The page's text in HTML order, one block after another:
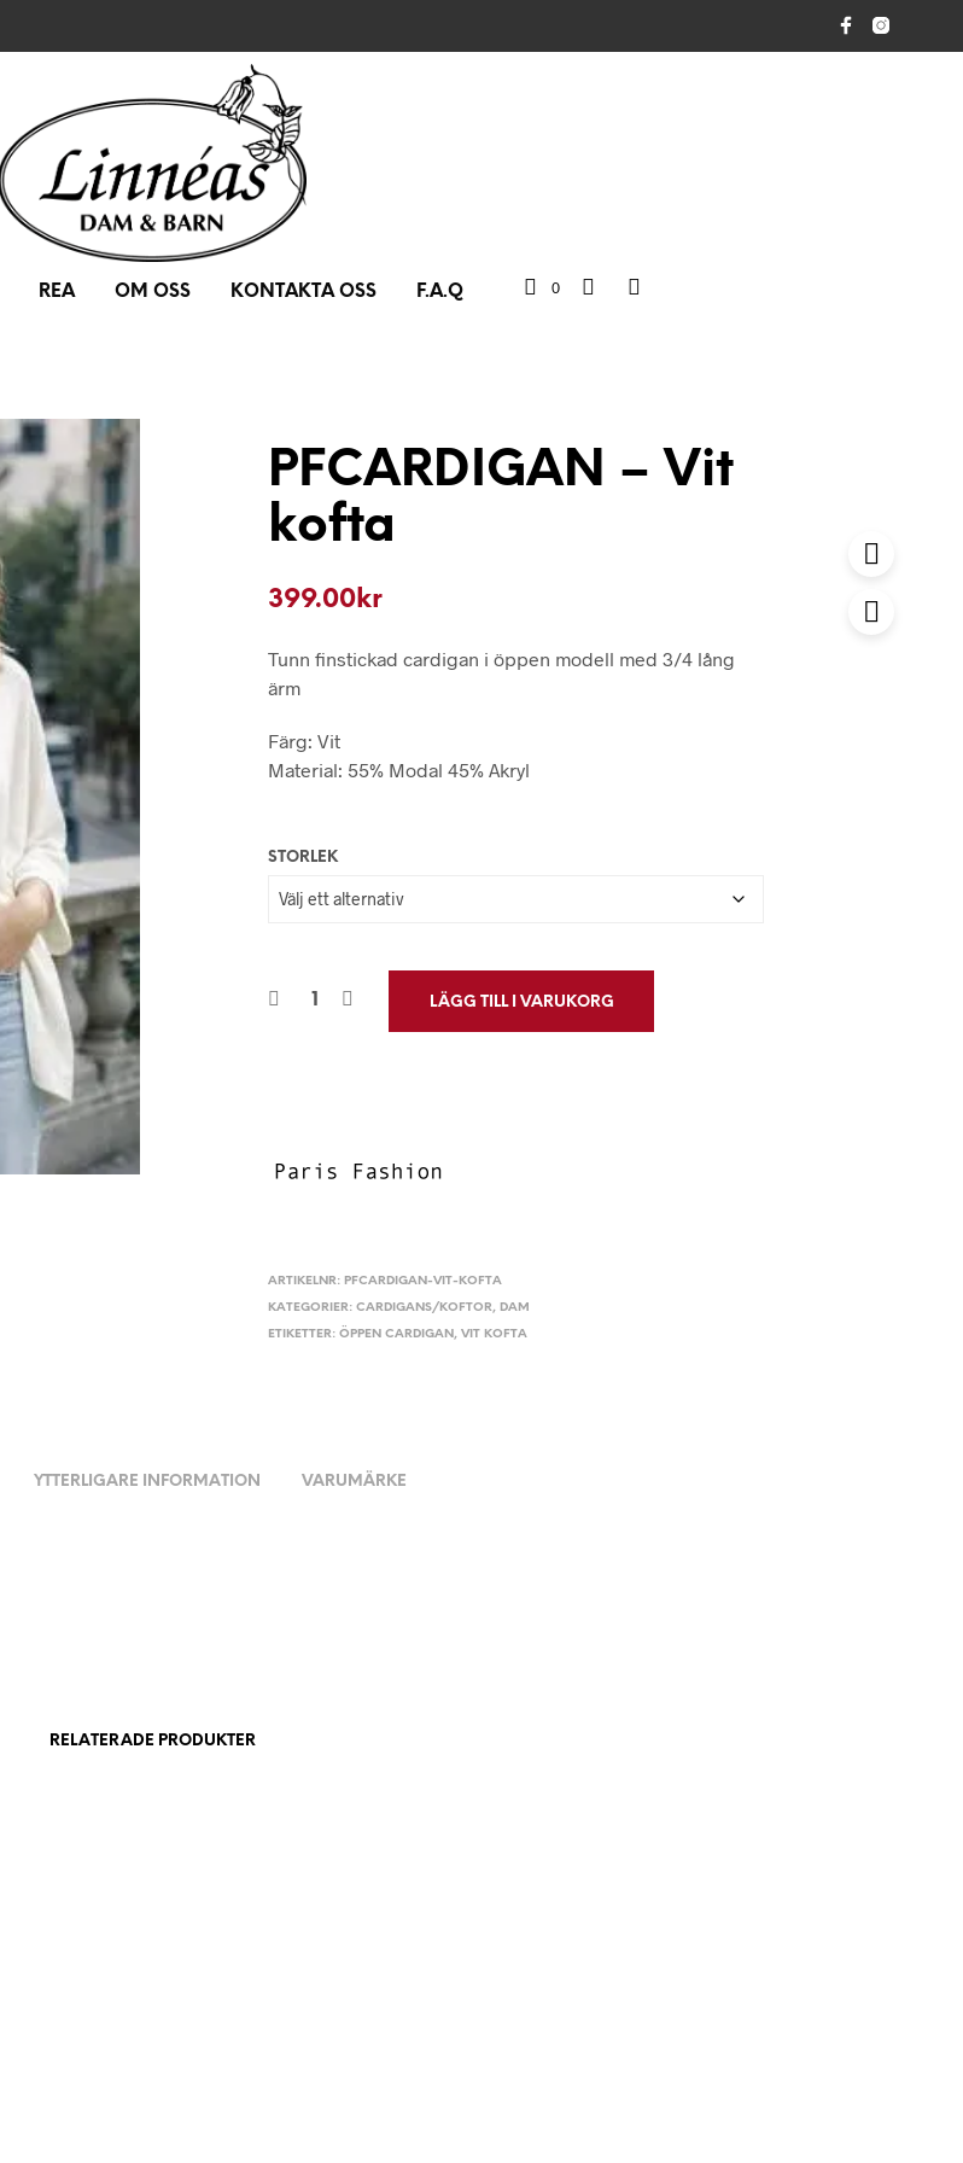
REA OM OSS KONTAKTA OSS F.A.Q 0
PFCARDIGAN – Vit
kofta
399.00 kr
Tunn finstickad cardigan i öppen modell med 3/4 lång
ärm
Färg: Vit
Material: 55% Modal 45% Akryl
STORLEK
LÄGG TILL I VARUKORG
ARTIKELNR: PFCARDIGAN-VIT-KOFTA
KATEGORIER:CARDIGANS/KOFTOR, DAM
ETIKETTER:ÖPPEN CARDIGAN ,VIT KOFTA
YTTERLIGARE INFORMATION VARUMÄRKE
RELATERADE PRODUKTER